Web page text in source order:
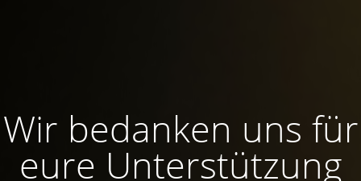
Wir bedanken uns für
eure Unterstützung